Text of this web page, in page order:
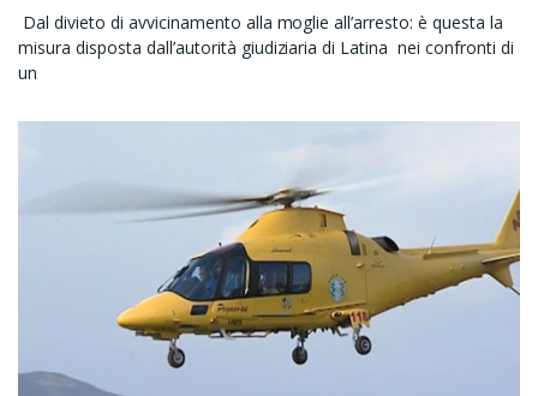
Dal divieto di avvicinamento alla moglie all’arresto: è questa la
misura disposta dall’autorità giudiziaria di Latina nei confronti di
un